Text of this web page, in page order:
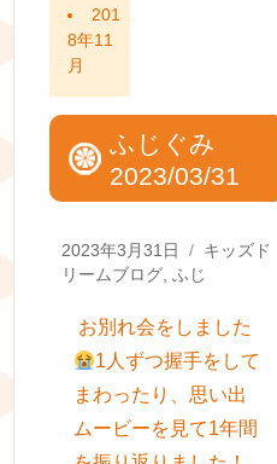
201
8年11
月
ふじぐみ
2023/03/31
Posted
on
2023年3月31日 Categories
キッズド
リームブログ,ふじ
お別れ会をしました
1人ずつ握手をして
まわったり、思い出
ムービーを見て1年間